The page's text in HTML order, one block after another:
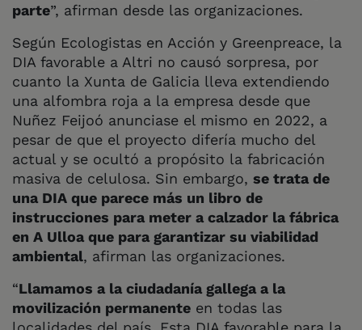
parte”, afirman desde las organizaciones.
Según Ecologistas en Acción y Greenpreace, la
DIA favorable a Altri no causó sorpresa, por
cuanto la Xunta de Galicia lleva extendiendo
una alfombra roja a la empresa desde que
Nuñez Feijoó anunciase el mismo en 2022, a
pesar de que el proyecto difería mucho del
actual y se ocultó a propósito la fabricación
masiva de celulosa. Sin embargo, se trata de
una DIA que parece más un libro de
instrucciones para meter a calzador la fábrica
en A Ulloa que para garantizar su viabilidad
ambiental, afirman las organizaciones.
“Llamamos a la ciudadanía gallega a la
movilización permanente en todas las